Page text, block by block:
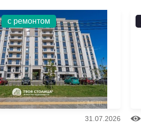
с ремонтом
31.07.2026